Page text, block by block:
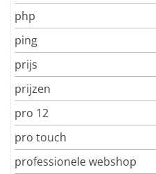
php
ping
prijs
prijzen
pro 12
pro touch
professionele webshop